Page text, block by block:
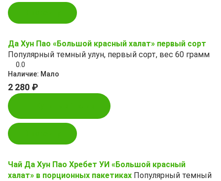
Да Хун Пао «Большой красный халат» первый сорт
Популярный темный улун, первый сорт, вес 60 грамм
0.0
Наличие: Мало
2 280 ₽
Чай Да Хун Пао Хребет УИ «Большой красный
халат» в порционных пакетиках Популярный темный